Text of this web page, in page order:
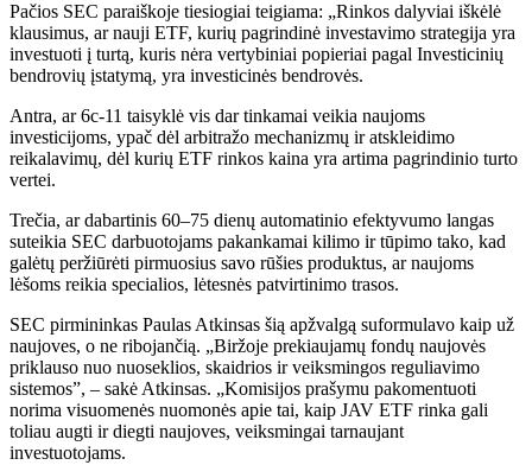
Pačios SEC paraiškoje tiesiogiai teigiama: „Rinkos dalyviai iškėlė
klausimus, ar nauji ETF, kurių pagrindinė investavimo strategija yra
investuoti į turtą, kuris nėra vertybiniai popieriai pagal Investicinių
bendrovių įstatymą, yra investicinės bendrovės.
Antra, ar 6c-11 taisyklė vis dar tinkamai veikia naujoms
investicijoms, ypač dėl arbitražo mechanizmų ir atskleidimo
reikalavimų, dėl kurių ETF rinkos kaina yra artima pagrindinio turto
vertei.
Trečia, ar dabartinis 60–75 dienų automatinio efektyvumo langas
suteikia SEC darbuotojams pakankamai kilimo ir tūpimo tako, kad
galėtų peržiūrėti pirmuosius savo rūšies produktus, ar naujoms
lėšoms reikia specialios, lėtesnės patvirtinimo trasos.
SEC pirmininkas Paulas Atkinsas šią apžvalgą suformulavo kaip už
naujoves, o ne ribojančią. „Biržoje prekiaujamų fondų naujovės
priklauso nuo nuoseklios, skaidrios ir veiksmingos reguliavimo
sistemos”, – sakė Atkinsas. „Komisijos prašymu pakomentuoti
norima visuomenės nuomonės apie tai, kaip JAV ETF rinka gali
toliau augti ir diegti naujoves, veiksmingai tarnaujant
investuotojams.